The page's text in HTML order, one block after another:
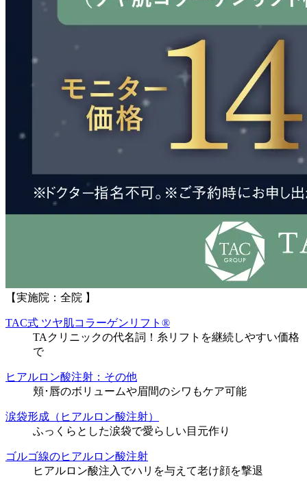
【実施院：全院 】
TAC式 ツヤ肌コラーゲンリフト®
TAクリニックの代名詞！糸リフトを継続しやすい価格
で
ヒアルロン酸注射：その他
頬･唇のボリュームや眉間のシワもケア可能
涙袋形成（ヒアルロン酸注射）
ふっくらとした涙袋で愛らしい目元作り
ゴルゴ線のヒアルロン酸注射
ヒアルロン酸注入でハリを与えて老け顔を撃退